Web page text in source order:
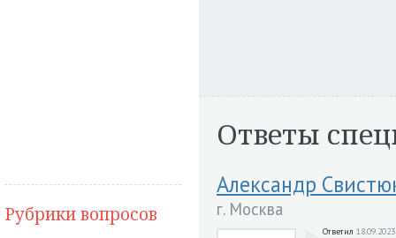
Рубрики вопросов
Ответы
Александр
г. Москва
Ответил